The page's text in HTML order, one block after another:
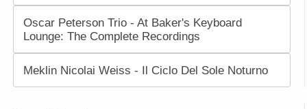
Oscar Peterson Trio - At Baker's Keyboard
Lounge: The Complete Recordings
Meklin Nicolai Weiss - Il Ciclo Del Sole Noturno